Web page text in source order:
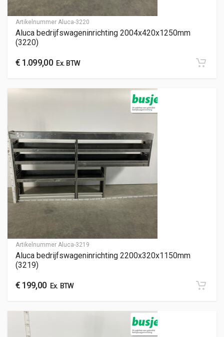
Artikelnummer Aluca-3220
Aluca bedrijfswageninrichting 2004x420x1250mm
(3220)
€ 1.099,00Ex. BTW
Artikelnummer Aluca-3219
Aluca bedrijfswageninrichting 2200x320x1150mm
(3219)
€ 199,00Ex. BTW